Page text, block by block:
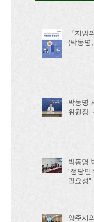
『지방
(박동명,
박동명
위원장,
박동명
"정당민
필요성"
양주시